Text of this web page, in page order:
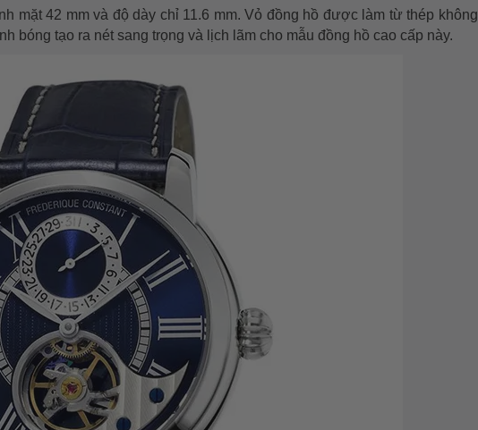
mặt 42 mm và độ dày chỉ 11.6 mm. Vỏ đồng hồ được làm từ thép không
bóng tạo ra nét sang trọng và lịch lãm cho mẫu đồng hồ cao cấp này.